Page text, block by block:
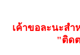
เค้าขอละนะสำ
"ติด